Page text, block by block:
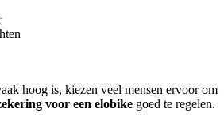
hoog is, kiezen veel mensen ervoor om
voor een elobike goed te regelen.